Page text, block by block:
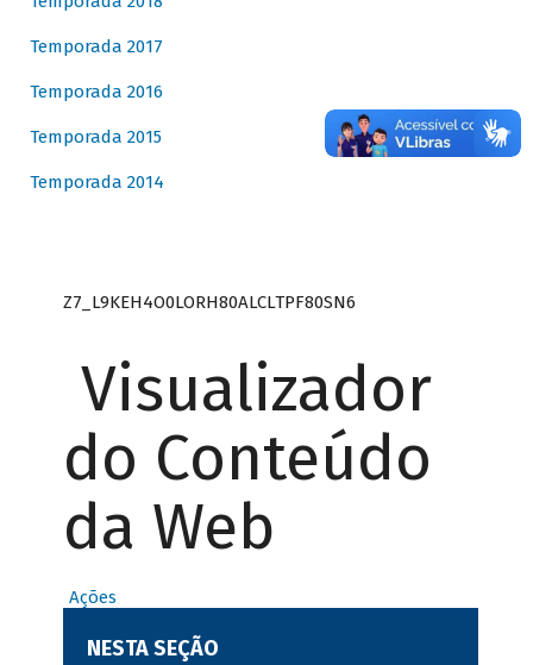
Temporada 2017
Temporada 2016
Temporada 2015
Temporada 2014
Z7_L9KEH4O0LORH80ALCLTPF80SN6
Visualizador
do Conteúdo
da Web
Ações
NESTA SEÇÃO